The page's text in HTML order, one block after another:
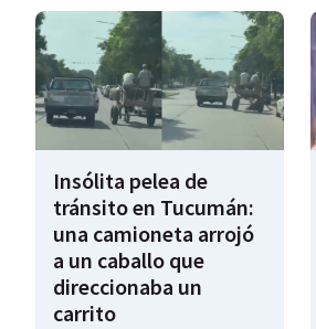
Insólita pelea de
tránsito en Tucumán:
una camioneta arrojó
a un caballo que
direccionaba un
carrito